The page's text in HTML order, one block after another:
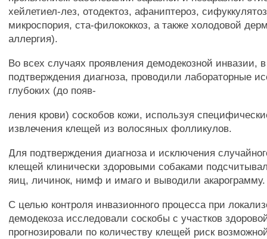
хейлетиел-лез, отодектоз, афаниптероз,
микроспория, ста-филококкоз, а также холодовой
аллергия).
Во всех случаях проявления демодекозной инвазии,
подтверждения диагноза, проводили лабораторные
глубоких (до появ-
ления крови) соскобов кожи, используя
извлечения клещей из волосяных фолликулов.
Для подтверждения диагноза и исключения
клещей клинически здоровыми собаками
яиц, личинок, нимф и имаго и выводили акарограмму.
С целью контроля инвазионного процесса при
демодекоза исследовали соскобы с участков
прогнозировали по количеству клещей риск